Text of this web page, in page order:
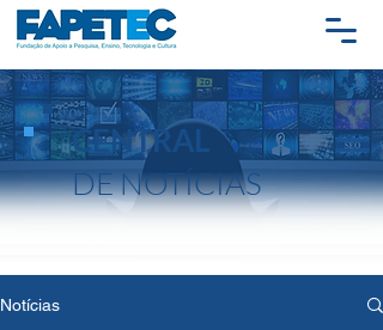
CENTRAL
DE NOTÍCIAS
Notícias